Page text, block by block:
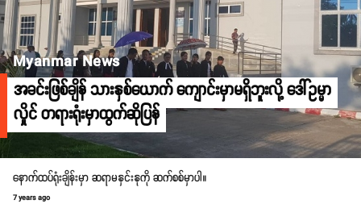
Myanmar News
အခင်းဖြစ်ချိန် သားနှစ်ယောက် ကျောင်းမှာမရှိဘူးလို့ ဒေါ်ဥမ္မာ
လှိုင် တရားရုံးမှာထွက်ဆိုပြန်
နောက်ထပ်ရုံးချိန်းမှာ ဆရာမနှင်းနုကို ဆက်စစ်မှာပါ။
7 years ago